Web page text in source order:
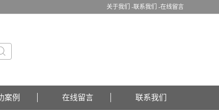
关于我们 -联系我们 -在线留言
案例 在线留言 联系我们